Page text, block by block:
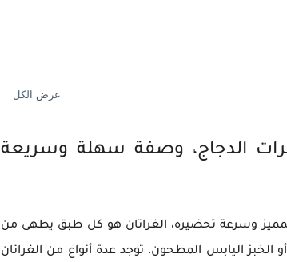
كرات الدجاج، وصفة سهلة وسريعة
وسرعة تحضيره، الغراتان هو كل طبق يطهى من
اليابس المطحون، توجد عدة أنواع من الغراتان